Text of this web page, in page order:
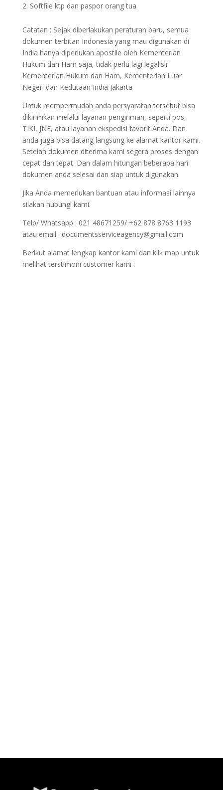
Softfile ktp dan paspor orang tua
Catatan : Sejak diberlakukan peraturan baru, semua
dokumen terbitan Indonesia yang mau digunakan di
India hanya diperlukan apostile oleh Kementerian
Hukum dan Ham saja, tidak perlu lagi legalisir
Kementerian Hukum dan Ham, Kementerian Luar
Negeri dan Kedutaan India Jakarta
Untuk mempermudah anda persyaratan tersebut bisa
dikirimkan melalui layanan pengiriman, seperti pos,
TIKI, JNE, atau layanan ekspedisi favorit Anda. Dan
anda juga bisa datang langsung ke alamat kantor kami.
Setelah dokumen diterima kami segera proses dengan
cepat dan tepat. Dan dalam hitungan beberapa hari
dokumen anda selesai dan siap untuk digunakan.
Jika Anda memerlukan bantuan atau informasi lainnya
silakan hubungi kami.
Telp/ Whatsapp : 021 48671259/ +62 878 8763 1193
atau email : documentsserviceagency@gmail.com
Berikut alamat lengkap kantor kami dan klik map untuk
melihat terstimoni customer kami :